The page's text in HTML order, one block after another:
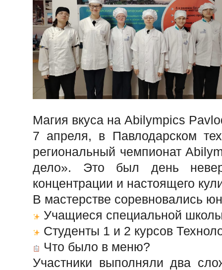
Магия вкуса на Abilympics
7 апреля, в Павлодарском
региональный чемпионат
дело». Это был день
концентрации и настоящего
В мастерстве соревновались
Учащиеся специальной
Студенты 1 и 2 курсов
Что было в меню?
Участники выполняли два